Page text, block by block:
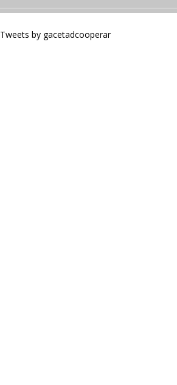
Tweets by gacetadcooperar